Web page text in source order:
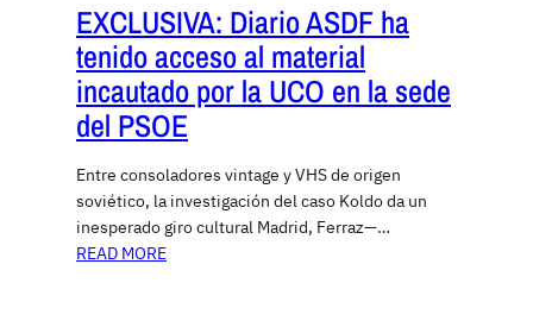
EXCLUSIVA: Diario ASDF ha
tenido acceso al material
incautado por la UCO en la sede
del PSOE
Entre consoladores vintage y VHS de origen
soviético, la investigación del caso Koldo da un
inesperado giro cultural Madrid, Ferraz—…
READ MORE